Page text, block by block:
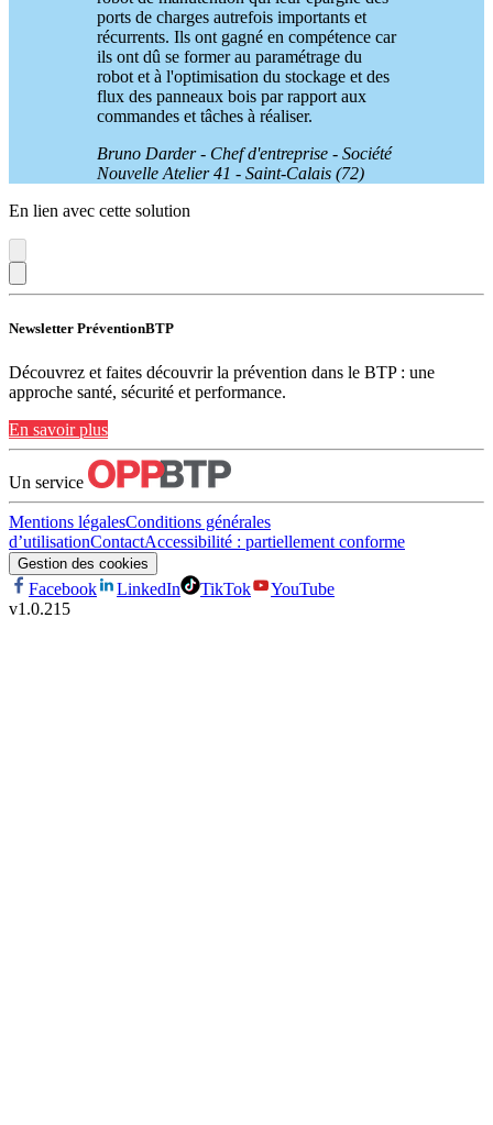
ports de charges autrefois importants et
récurrents. Ils ont gagné en compétence car
ils ont dû se former au paramétrage du
robot et à l'optimisation du stockage et des
flux des panneaux bois par rapport aux
commandes et tâches à réaliser.
Bruno Darder - Chef d'entreprise - Société
Nouvelle Atelier 41 - Saint-Calais (72)
En lien avec cette solution
Newsletter PréventionBTP
Découvrez et faites découvrir la prévention dans le BTP : une
approche santé, sécurité et performance.
En savoir plus
Un service
Mentions légalesConditions générales
d’utilisationContactAccessibilité : partiellement conforme
Gestion des cookies
Facebook LinkedIn TikTok
YouTube
v1.0.215